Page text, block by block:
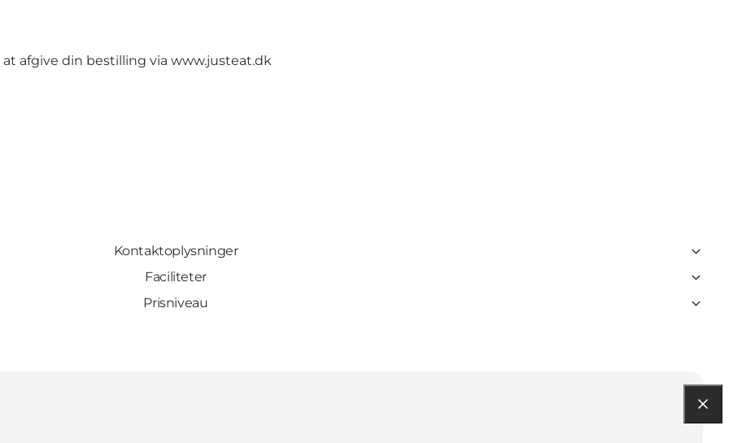
afgive din bestilling via www.justeat.dk
Kontaktoplysninger
Faciliteter
Prisniveau